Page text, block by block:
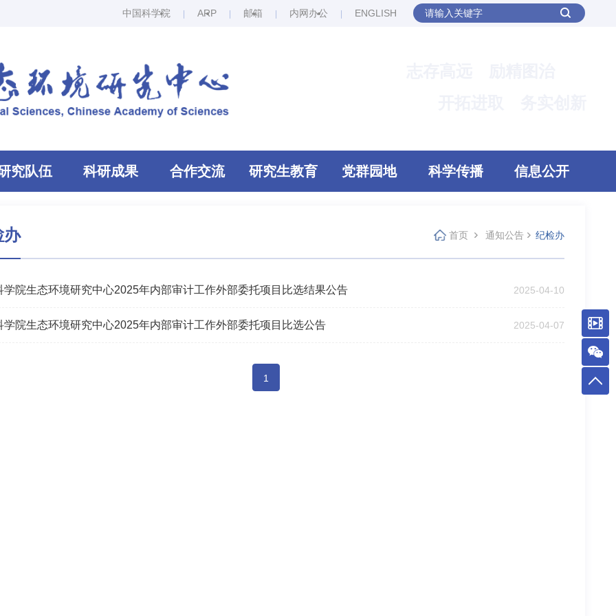
中国科学院 ARP 邮箱 内网办公 ENGLISH
究队伍 科研成果 合作交流 研究生教育 党群园地 科学传播 信息公开
办 首页 通知公告 纪检办
学院生态环境研究中心2025年内部审计工作外部委托项目比选结果公告 2025-04-10
学院生态环境研究中心2025年内部审计工作外部委托项目比选公告 2025-04-07
1